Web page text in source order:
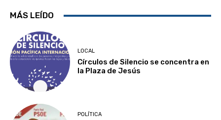
MÁS LEÍDO
LOCAL
Círculos de Silencio se concentra en
la Plaza de Jesús
POLÍTICA